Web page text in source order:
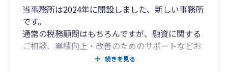
[福 岡]福岡市中央区舞鶴2-8-20 092-781-0251
[相続税専門]福岡市中央区長浜2-2-8 092-718-
2900
当事務所は2024年に開設しました、新しい事務所
です。
通常の税務顧問はもちろんですが、融資に関する
ご相談、業績向上・改善のためのサポートなどお
客様のニーズに合わせたサービスを提供していき
続きを見る